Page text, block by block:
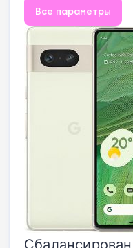
Все параметры